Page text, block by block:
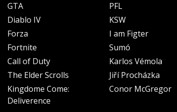
GTA
Diablo IV
Forza
Fortnite
Call of Duty
The Elder Scrolls
Kingdome Come:
Deliverence
PFL
KSW
I am Figter
Sumó
Karlos Vémola
Jiří Procházka
Conor McGregor